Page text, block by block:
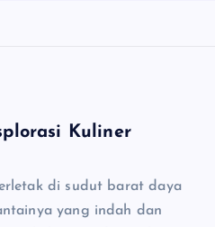
Kuliner
di sudut barat daya
yang indah dan